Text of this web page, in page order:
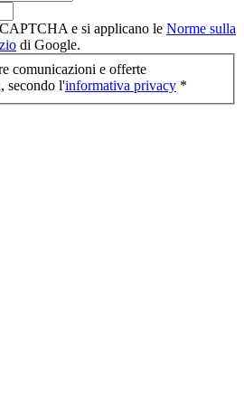
e si applicano le Norme sulla
di Google.
comunicazioni e offerte
secondo l'informativa privacy *